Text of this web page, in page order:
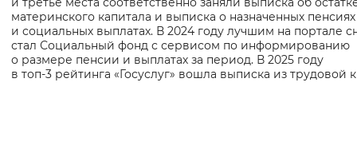
материнского капитала и выписка о назначенных пенсиях
и социальных выплатах. В 2024 году лучшим на портале
стал Социальный фонд с сервисом по информированию
о размере пенсии и выплатах за период. В 2025 году
в топ-3 рейтинга «Госуслуг» вошла выписка из трудовой